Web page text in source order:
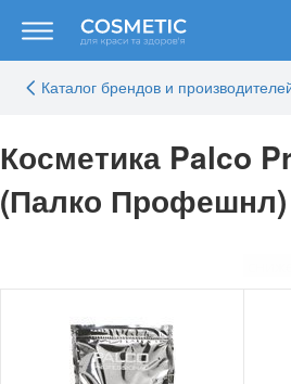
Каталог брендов и
Косметика Palco
(Палко Профешнл)